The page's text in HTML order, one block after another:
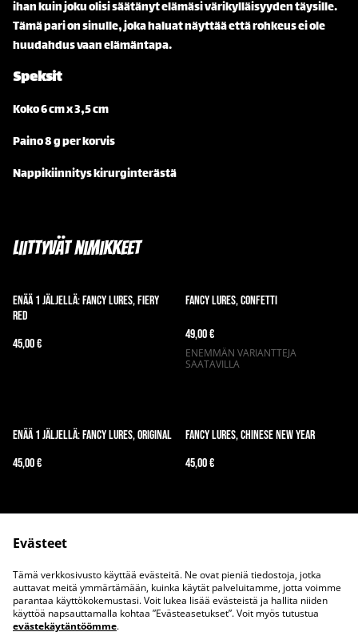
ihan kuin joku olisi säätänyt elämäsi värikylläisyyden täysille.
Tämä pari on sinulle, joka haluat näyttää että rohkeus ei ole
huudahdus vaan elämäntapa.
Speksit
Koko 6 cm x 3,5 cm
Paino 8 g per korvis
Nappikiinnitys kirurginterästä
Liittyvät nimikkeet
Enää 1 jäljellä: Fancy Lures, Fiery
Red
45,00 €
Fancy Lures, Confetti
49,00 €
ENEMMÄN VARIANTTEJA
SAATAVILLA
Enää 1 jäljellä: Fancy Lures, Original
45,00 €
Fancy Lures, Chinese New Year
45,00 €
Ota meihin yhteyttä
Juridiset ehdot
Tietosuojakäytäntö
Evästeet
Tämä verkkosivusto käyttää evästeitä. Ne ovat pieniä tiedostoja, jotka
auttavat meitä ymmärtämään, kuinka käytät palveluitamme, jotta voimme
parantaa käyttökokemustasi. Voit lukea lisää evästeistä ja hallita niiden
käyttöä napsauttamalla kohtaa ”Evästeasetukset”. Voit myös tutustua
evästekäytäntöömme.